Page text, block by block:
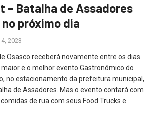
– Batalha de Assadores
próximo dia
2023
Osasco receberá novamente entre os dias
maior e o melhor evento Gastronômico do
no estacionamento da prefeitura municipal,
de Assadores. Mas o evento contará com
de rua com seus Food Trucks e